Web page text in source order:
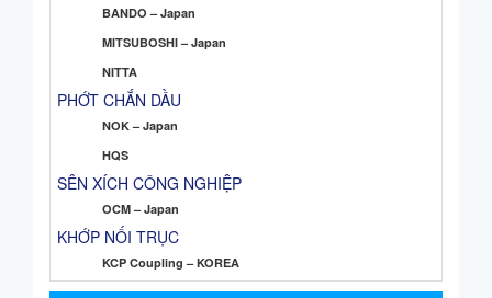
BANDO – Japan
MITSUBOSHI – Japan
NITTA
PHỚT CHẮN DẦU
NOK – Japan
HQS
SÊN XÍCH CÔNG NGHIỆP
OCM – Japan
KHỚP NỐI TRỤC
KCP Coupling – KOREA